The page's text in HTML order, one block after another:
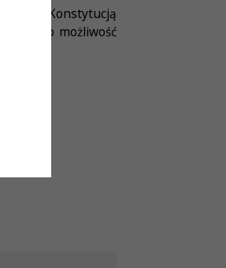
z Konstytucją
możliwość